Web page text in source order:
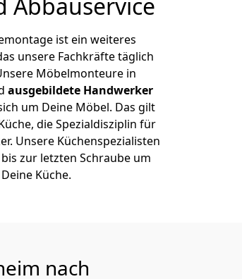
ist ein weiteres
unsere Fachkräfte täglich
Möbelmonteure in
ausgebildete Handwerker
um Deine Möbel. Das gilt
die Spezialdisziplin für
Unsere Küchenspezialisten
zur letzten Schraube um
Deine Küche.
nach